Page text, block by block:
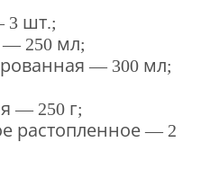
3 шт.;
250 мл;
— 300 мл;
— 250 г;
растопленное — 2